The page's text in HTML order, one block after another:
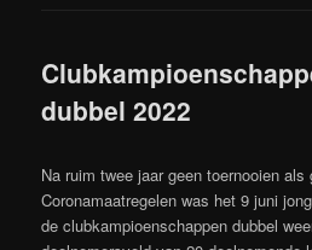
dubbel 2022
Na ruim twee jaar geen toernooien als
Coronamaatregelen was het 9 juni
de clubkampioenschappen dubbel